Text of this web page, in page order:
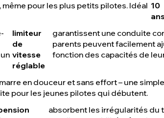
pour les plus petits pilotes. Idéal 10
limiteur
de
vitesse
réglable
garantissent une conduite
parents peuvent facilement
fonction des capacités de
en douceur et sans effort – une
pour les jeunes pilotes qui débutent.
absorbent les irrégularités du